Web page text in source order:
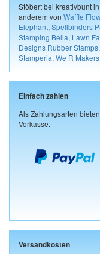
Stöbert bei kreativbunt
anderem von Waffle
Elephant, Spellbinders
Stamping Bella, Lawn
Designs Rubber Stamps,
Stamperia, We R Makers
Einfach zahlen
Als Zahlungsarten
Vorkasse.
Versandkosten